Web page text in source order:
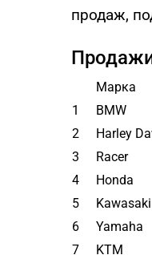
продаж,
Марка
1
BMW
2
Harley
3
Racer
4
Honda
5
Kawasaki
6
Yamaha
7
KTM